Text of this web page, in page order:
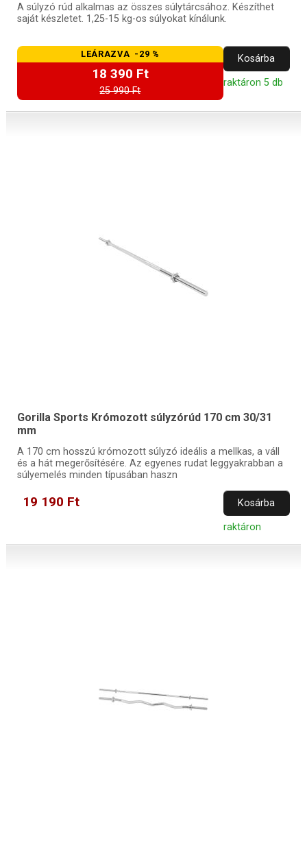
A súlyzó rúd alkalmas az összes súlytárcsához. Készíthet
saját készletet. 1,25-15 kg-os súlyokat kínálunk.
LEÁRAZVA -29 %
18 390 Ft
25 990 Ft
Kosárba
raktáron 5 db
Gorilla Sports Krómozott súlyzórúd 170 cm 30/31
mm
A 170 cm hosszú krómozott súlyzó ideális a mellkas, a váll
és a hát megerősítésére. Az egyenes rudat leggyakrabban a
súlyemelés minden típusában haszn
19 190 Ft Kosárba
raktáron